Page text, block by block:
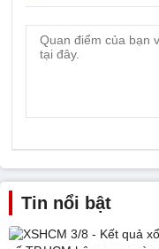
Tin nổi bật